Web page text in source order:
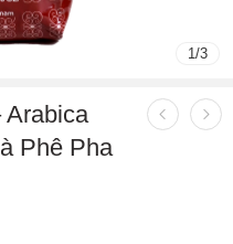
1/3
Arabica
Phê Pha